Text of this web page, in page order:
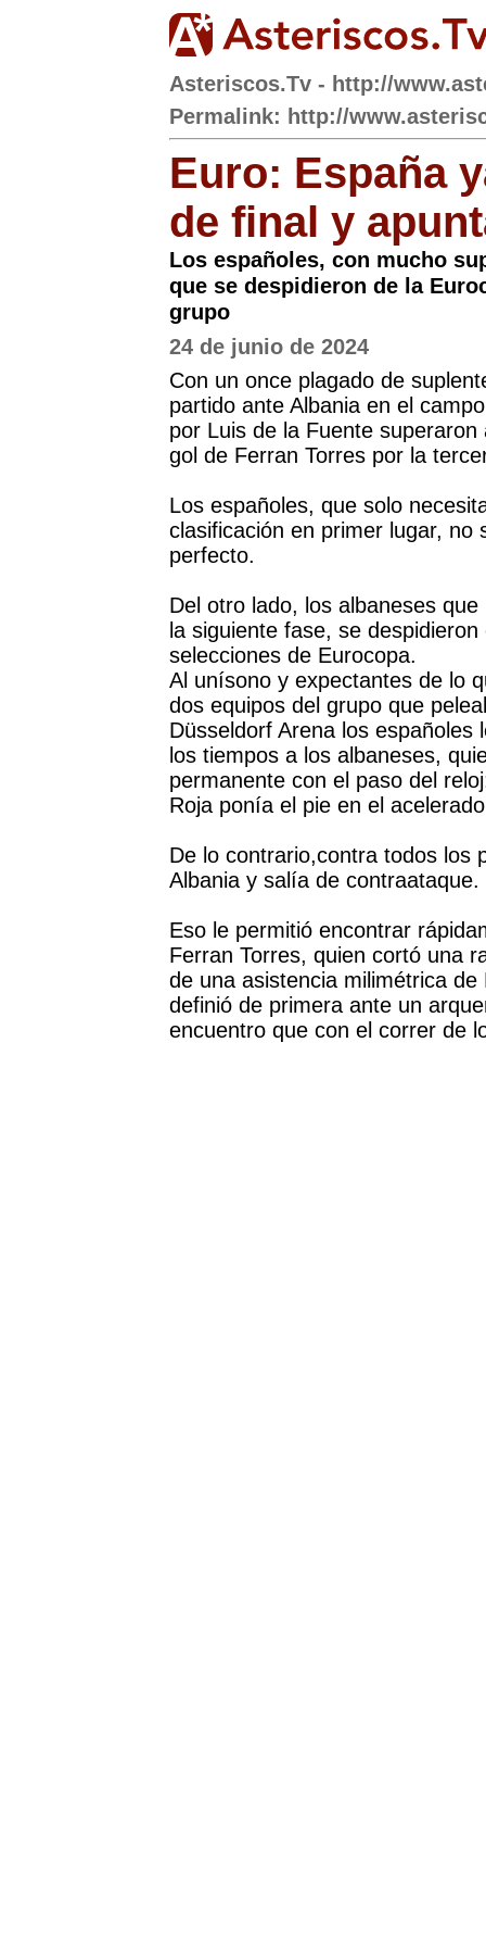
Asteriscos.Tv - http://
Permalink: http://
Euro: España
de final y
Los españoles, con mucho
que se despidieron de la
grupo
24 de junio de 2024
Con un once plagado de
partido ante Albania en el
por Luis de la Fuente
gol de Ferran Torres por la
Los españoles, que solo
clasificación en primer lugar, no
perfecto.
Del otro lado, los albaneses
la siguiente fase, se
selecciones de Eurocopa.
Al unísono y expectantes de lo
dos equipos del grupo que
Düsseldorf Arena los
los tiempos a los albaneses,
permanente con el paso del
Roja ponía el pie en el
De lo contrario,contra todos los
Albania y salía de contraataque.
Eso le permitió encontrar
Ferran Torres, quien cortó una
de una asistencia milimétrica
definió de primera ante un
encuentro que con el correr de